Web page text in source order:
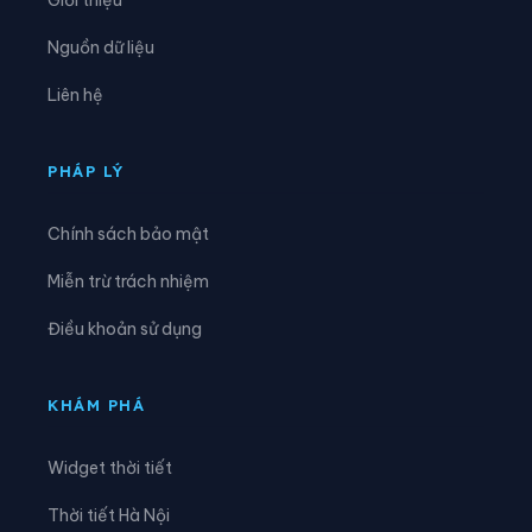
Xã Mường Khiêng
Xã Phiêng Cằm
Nguồn dữ liệu
Liên hệ
PHÁP LÝ
Chính sách bảo mật
Miễn trừ trách nhiệm
Điều khoản sử dụng
KHÁM PHÁ
Widget thời tiết
Thời tiết Hà Nội